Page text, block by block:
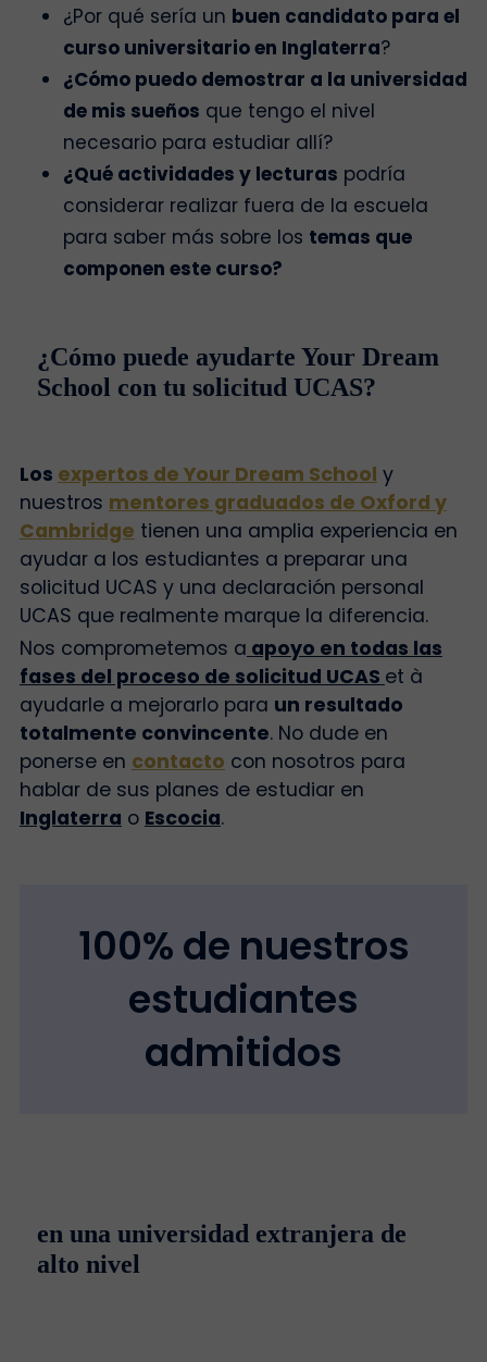
¿Por qué sería un buen candidato para el
curso universitario en Inglaterra?
¿Cómo puedo demostrar a la universidad
de mis sueños que tengo el nivel
necesario para estudiar allí?
¿Qué actividades y lecturas podría
considerar realizar fuera de la escuela
para saber más sobre los temas que
componen este curso?
¿Cómo puede ayudarte Your Dream
School con tu solicitud UCAS?
Los expertos de Your Dream School y
nuestros mentores graduados de Oxford y
Cambridge tienen una amplia experiencia en
ayudar a los estudiantes a preparar una
solicitud UCAS y una declaración personal
UCAS que realmente marque la diferencia.
Nos comprometemos a apoyo en todas las
fases del proceso de solicitud UCAS et à
ayudarle a mejorarlo para un resultado
totalmente convincente.No dude en
ponerse en contacto con nosotros para
hablar de sus planes de estudiar en
Inglaterra o Escocia.
100% de nuestros
estudiantes
admitidos
en una universidad extranjera de
alto nivel